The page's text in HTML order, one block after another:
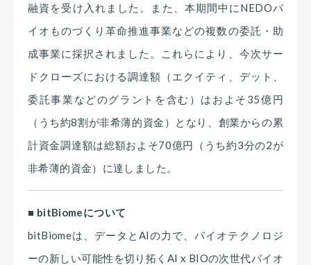
融資を受け入れました。また、本期間中にNEDOバ
イオものづくり革命推進事業などの複数の委託・助
成事業に採択されました。これらにより、今次サー
ドクローズにおける調達額（エクイティ、デット、
委託事業などのグラントを含む）はおよそ35億円
（うち約8割が非希薄的資金）となり、創業からの累
計資金調達額は総額およそ70億円（うち約3分の2が
非希薄的資金）に達しました。
■ bitBiomeについて
bitBiomeは、データとAIの力で、バイオテクノロジ
ーの新しい可能性を切り拓くAI x BIOの次世代バイオ